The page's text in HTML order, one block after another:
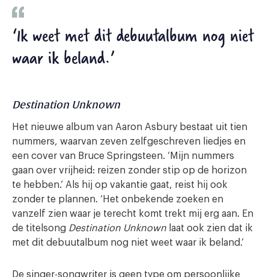
‘Ik weet met dit debuutalbum nog niet
waar ik beland.’
Destination Unknown
Het nieuwe album van Aaron Asbury bestaat uit tien
nummers, waarvan zeven zelfgeschreven liedjes en
een cover van Bruce Springsteen. ‘Mijn nummers
gaan over vrijheid: reizen zonder stip op de horizon
te hebben.’ Als hij op vakantie gaat, reist hij ook
zonder te plannen. ‘Het onbekende zoeken en
vanzelf zien waar je terecht komt trekt mij erg aan. En
de titelsong Destination Unknown laat ook zien dat ik
met dit debuutalbum nog niet weet waar ik beland.’
De singer-songwriter is geen type om persoonlijke